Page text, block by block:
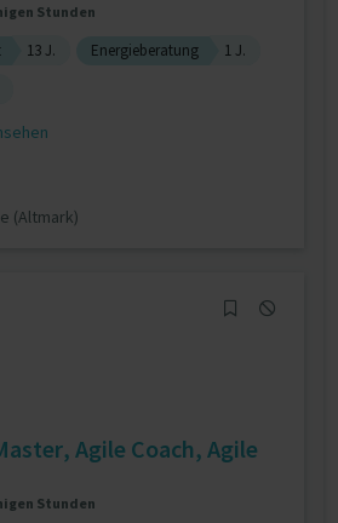
Stunden
13 J. Energieberatung
1 J.
(Altmark)
Agile Coach, Agile
Stunden